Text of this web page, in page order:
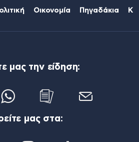
Οικονομία Πηγαδάκια
μας την είδηση:
μας στα: